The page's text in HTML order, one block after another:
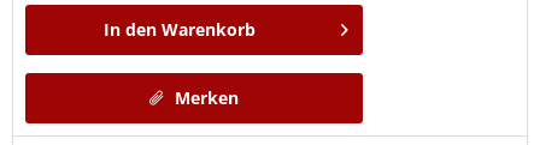
In den Warenkorb
Merken